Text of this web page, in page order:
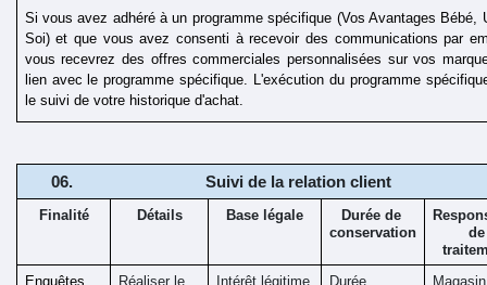
Si vous avez adhéré à un programme spécifique (Vos Avantages Bébé,
Soi) et que vous avez consenti à recevoir des communications par
vous recevrez des offres commerciales personnalisées sur vos
lien avec le programme spécifique. L'exécution du programme
le suivi de votre historique d'achat.
Suivi de la relation client
Finalité Détails Base légale
Durée de
conservation
de
Enquêtes
Réaliser le Intérêt légitime Durée Magasin